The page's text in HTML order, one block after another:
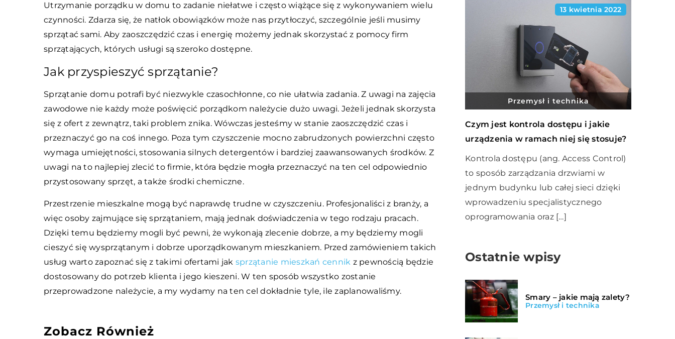
Utrzymanie porządku w domu to zadanie niełatwe i często wiążące się z wykonywaniem wielu
czynności. Zdarza się, że natłok obowiązków może nas przytłoczyć, szczególnie jeśli musimy
sprzątać sami. Aby zaoszczędzić czas i energię możemy jednak skorzystać z pomocy firm
sprzątających, których usługi są szeroko dostępne.
Jak przyspieszyć sprzątanie?
Sprzątanie domu potrafi być niezwykle czasochłonne, co nie ułatwia zadania. Z uwagi na zajęcia
zawodowe nie każdy może poświęcić porządkom należycie dużo uwagi. Jeżeli jednak skorzysta
się z ofert z zewnątrz, taki problem znika. Wówczas jesteśmy w stanie zaoszczędzić czas i
przeznaczyć go na coś innego. Poza tym czyszczenie mocno zabrudzonych powierzchni często
wymaga umiejętności, stosowania silnych detergentów i bardziej zaawansowanych środków. Z
uwagi na to najlepiej zlecić to firmie, która będzie mogła przeznaczyć na ten cel odpowiednio
przystosowany sprzęt, a także środki chemiczne.
Przestrzenie mieszkalne mogą być naprawdę trudne w czyszczeniu. Profesjonaliści z branży, a
więc osoby zajmujące się sprzątaniem, mają jednak doświadczenia w tego rodzaju pracach.
Dzięki temu będziemy mogli być pewni, że wykonają zlecenie dobrze, a my będziemy mogli
cieszyć się wysprzątanym i dobrze uporządkowanym mieszkaniem. Przed zamówieniem takich
usług warto zapoznać się z takimi ofertami jak sprzątanie mieszkań cennik z pewnością będzie
dostosowany do potrzeb klienta i jego kieszeni. W ten sposób wszystko zostanie
przeprowadzone należycie, a my wydamy na ten cel dokładnie tyle, ile zaplanowaliśmy.
Zobacz Również
13 kwietnia 2022
Przemysł i technika
Czym jest kontrola dostępu i jakie
urządzenia w ramach niej się stosuje?
Kontrola dostępu (ang. Access Control)
to sposób zarządzania drzwiami w
jednym budynku lub całej sieci dzięki
wprowadzeniu specjalistycznego
oprogramowania oraz […]
Ostatnie wpisy
Smary – jakie mają zalety?
Przemysł i technika